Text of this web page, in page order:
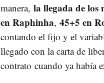
manera, la llegada de los
en Raphinha, 45+5 en
contando el fijo y el
llegado con la carta de
contrato cuando ya había